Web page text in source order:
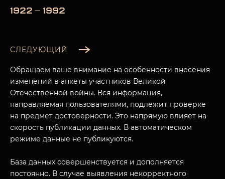
1922 — 1992
СЛЕДУЮЩИЙ
Обращаем ваше внимание на особенности внесения
изменений в анкеты участников Великой
Отечественной войны. Вся информация,
направляемая пользователями, подлежит проверке
на предмет достоверности. Это напрямую влияет на
скорость публикации данных. В автоматическом
режиме данные не публикуются.
База данных совершенствуется и дополняется
постоянно. В случае выявления некорректного